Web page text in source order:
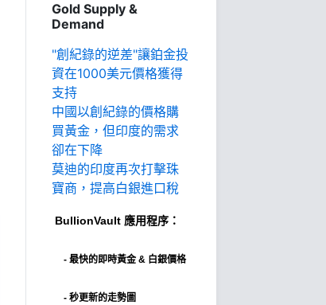
Gold Supply &
Demand
"創紀錄的逆差"讓鉑金投
資在1000美元價格獲得
支持
中國以創紀錄的價格購
買黃金，但印度的需求
卻在下降
莫迪的印度再次打擊珠
寶商，提高白銀進口稅
BullionVault 應用程序：
- 最快的即時黃金 & 白銀價格
- 秒更新的走勢圖